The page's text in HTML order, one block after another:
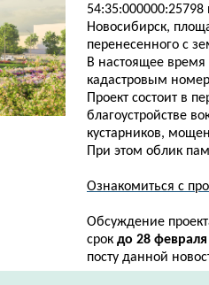
Новосибирск,
перенесенного с
В настоящее
кадастровым
Проект состоит в
благоустройстве
кустарников,
При этом облик
Ознакомиться с
Обсуждение
срок до 28 февраля
посту данной